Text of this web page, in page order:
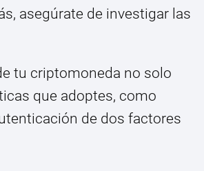
asegúrate de investigar las
tu criptomoneda no solo
que adoptes, como
de dos factores